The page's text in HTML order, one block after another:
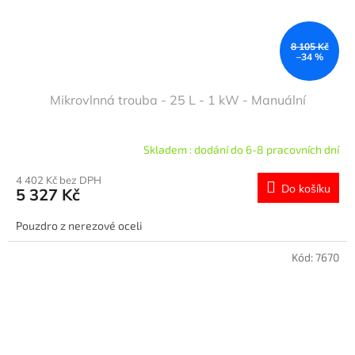
8 105 Kč
–34 %
Mikrovlnná trouba - 25 L - 1 kW - Manuální
Skladem : dodání do 6-8 pracovních dní
4 402 Kč bez DPH
5 327 Kč Do košíku
Pouzdro z nerezové oceli
Kód:7670